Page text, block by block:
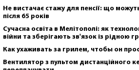
Не вистачає стажу для пенсії: що
після 65 років
Сучасна освіта в Мелітополі: як
війни та зберігають зв'язок із рідною
Как ухаживать за грилем, чтобы он
Вентилятор з пультом дистанційного